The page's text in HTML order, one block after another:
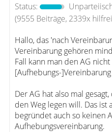
Status:
(9555 Beiträge, 2339x
Hallo, das 'nach
Vereinbarung gehören
Fall kann man den AG
[Aufhebungs-
Der AG hat also mal
den Weg legen will. Das
begründet auch so keinen
Aufhebungsvereinbarung.